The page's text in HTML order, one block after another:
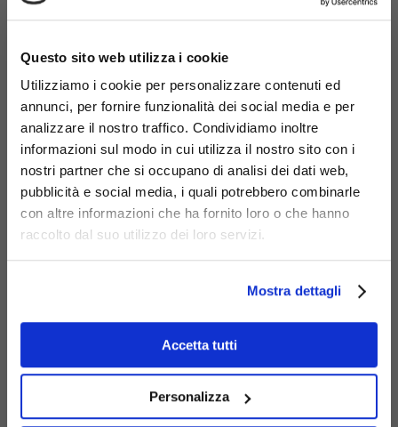
Questo sito web utilizza i cookie
Utilizziamo i cookie per personalizzare contenuti ed
annunci, per fornire funzionalità dei social media e per
analizzare il nostro traffico. Condividiamo inoltre
informazioni sul modo in cui utilizza il nostro sito con i
nostri partner che si occupano di analisi dei dati web,
pubblicità e social media, i quali potrebbero combinarle
con altre informazioni che ha fornito loro o che hanno
raccolto dal suo utilizzo dei loro servizi.
Mostra dettagli
Accetta tutti
Personalizza
Cestoni portarifiuti da
esterno